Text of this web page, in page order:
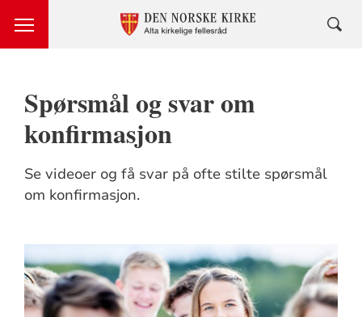
Spørsmål og svar om
konfirmasjon
Se videoer og få svar på ofte stilte spørsmål
om konfirmasjon.